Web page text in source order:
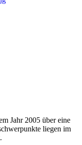
Jahr 2005 über eine
liegen im